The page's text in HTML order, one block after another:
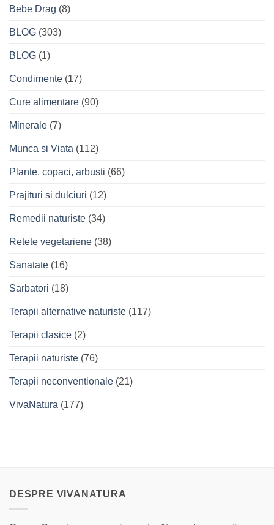
Bebe Drag (8)
BLOG (303)
BLOG (1)
Condimente (17)
Cure alimentare (90)
Minerale (7)
Munca si Viata (112)
Plante, copaci, arbusti (66)
Prajituri si dulciuri (12)
Remedii naturiste (34)
Retete vegetariene (38)
Sanatate (16)
Sarbatori (18)
Terapii alternative naturiste (117)
Terapii clasice (2)
Terapii naturiste (76)
Terapii neconventionale (21)
VivaNatura (177)
DESPRE VIVANATURA